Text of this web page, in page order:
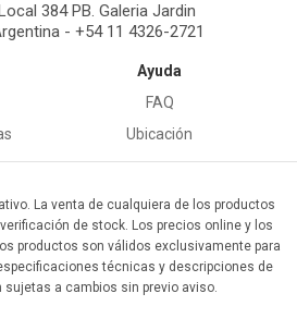
384 PB. Galeria Jardin
- +54 11 4326-2721
Ayuda
FAQ
Ubicación
La venta de cualquiera de los productos
de stock. Los precios online y los
productos son válidos exclusivamente para
técnicas y descripciones de
sujetas a cambios sin previo aviso.